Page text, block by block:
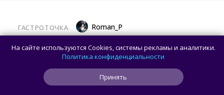
ГАСТРОТОЧКА Roman_P
Появилась возможность попробовать
испанский неостритфуд в антураже
Сальвадора Дали
На сайте используются Cookies, системы рекламы и аналитики.
Политика конфиденциальности
Принять